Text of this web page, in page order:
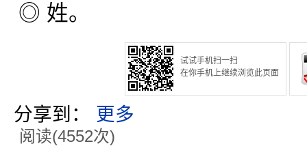
◎ 姓。
试试手机扫一扫
在你手机上继续浏览此页面
分享到： 更多
阅读(4552次)